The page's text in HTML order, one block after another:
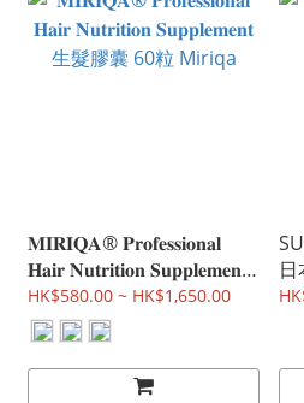
𝐌𝐈𝐑𝐈𝐐𝐀® 𝐏𝐫𝐨𝐟𝐞𝐬𝐬𝐢𝐨𝐧𝐚𝐥
𝐇𝐚𝐢𝐫 𝐍𝐮𝐭𝐫𝐢𝐭𝐢𝐨𝐧 𝐒𝐮𝐩𝐩𝐥𝐞𝐦𝐞𝐧𝐭
生髮膠囊 60粒 Miriqa
HK$580.00 ~ HK$1,650.00
日